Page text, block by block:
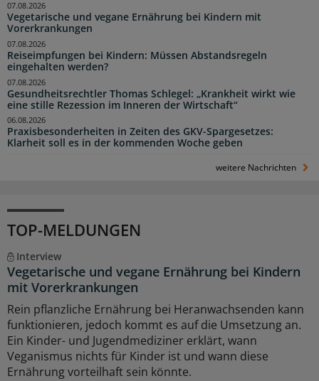
Vegetarische und vegane Ernährung bei Kindern mit
Vorerkrankungen
07.08.2026
Reiseimpfungen bei Kindern: Müssen Abstandsregeln
eingehalten werden?
07.08.2026
Gesundheitsrechtler Thomas Schlegel: „Krankheit wirkt wie
eine stille Rezession im Inneren der Wirtschaft“
07.08.2026
Praxisbesonderheiten in Zeiten des GKV-Spargesetzes:
Klarheit soll es in der kommenden Woche geben
06.08.2026
weitere Nachrichten
TOP-MELDUNGEN
Interview
Vegetarische und vegane Ernährung bei Kindern
mit Vorerkrankungen
Rein pflanzliche Ernährung bei Heranwachsenden kann
funktionieren, jedoch kommt es auf die Umsetzung an.
Ein Kinder- und Jugendmediziner erklärt, wann
Veganismus nichts für Kinder ist und wann diese
Ernährung vorteilhaft sein könnte.